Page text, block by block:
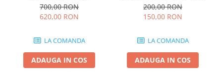
700,00 RON
620,00 RON
LA COMANDA
ADAUGA IN COS
200,00 RON
150,00 RON
LA COMANDA
ADAUGA IN COS